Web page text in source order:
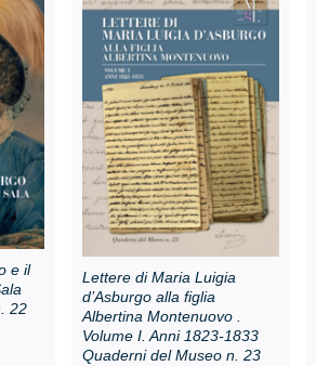
e il
22
Lettere di Maria Luigia
d’Asburgo alla figlia
Albertina Montenuovo .
Volume I. Anni 1823-1833
Quaderni del Museo n. 23